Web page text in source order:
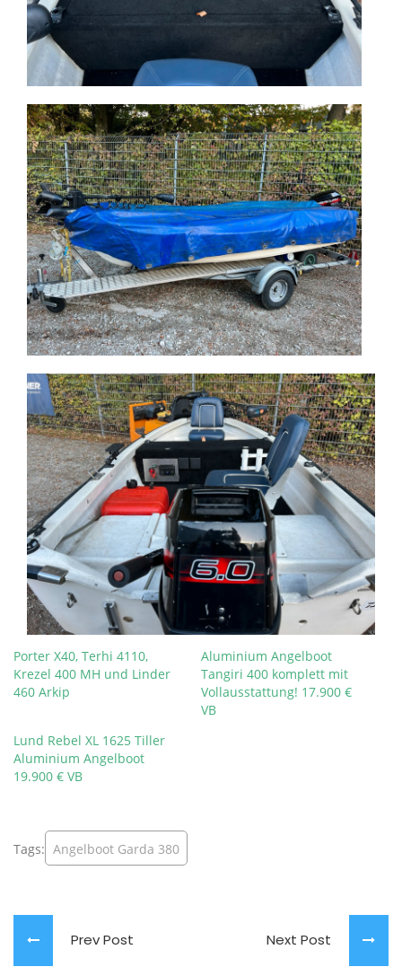
Porter X40, Terhi 4110,
Krezel 400 MH und Linder
460 Arkip
Aluminium Angelboot
Tangiri 400 komplett mit
Vollausstattung! 17.900 €
VB
Lund Rebel XL 1625 Tiller
Aluminium Angelboot
19.900 € VB
Tags: Angelboot Garda 380
Prev Post Next Post